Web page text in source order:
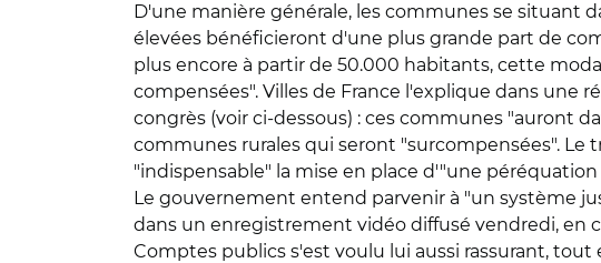
D'une manière générale, les communes se situant
élevées bénéficieront d'une plus grande part de
plus encore à partir de 50.000 habitants, cette
compensées". Villes de France l'explique dans une
congrès (voir ci-dessous) : ces communes "auront
communes rurales qui seront "surcompensées".
"indispensable" la mise en place d'"une
Le gouvernement entend parvenir à "un système
dans un enregistrement vidéo diffusé vendredi, en
Comptes publics s'est voulu lui aussi rassurant,